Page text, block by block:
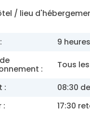
/ lieu
9 heures
: Tous
:
08:30
:
17:30